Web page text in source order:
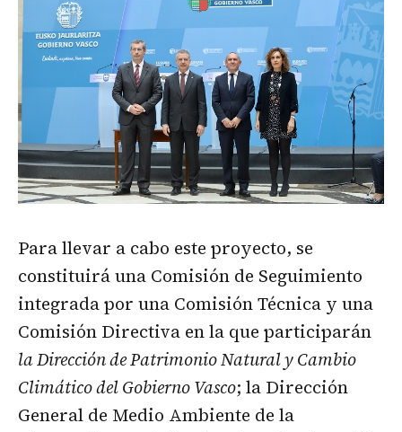
Para llevar a cabo este proyecto, se
constituirá una Comisión de Seguimiento
integrada por una Comisión Técnica y una
Comisión Directiva en la que participarán
la Dirección de Patrimonio Natural y Cambio
Climático del Gobierno Vasco; la Dirección
General de Medio Ambiente de la